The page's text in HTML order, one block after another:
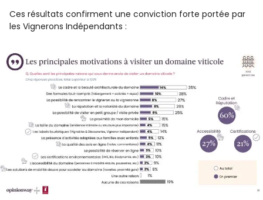
Ces résultats confirment une conviction forte portée par
les Vignerons Indépendants :